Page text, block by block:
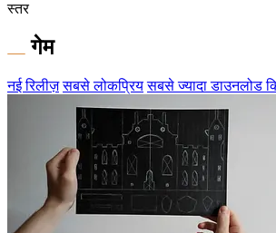
स्तर
गेम
नई रिलीज़ सबसे लोकप्रिय सबसे ज्यादा डाउनलोड